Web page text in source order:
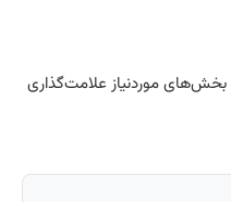
بخش‌های موردنیاز علامت‌گذاری